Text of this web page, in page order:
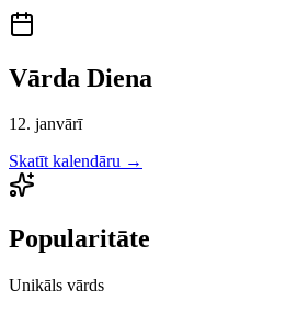
Vārda Diena
12. janvārī
Skatīt kalendāru →
Popularitāte
Unikāls vārds